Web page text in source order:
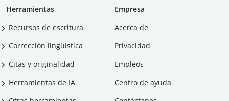
Herramientas
Recursos de escritura
Corrección lingüística
Citas y originalidad
Herramientas de IA
Empresa
Acerca de
Privacidad
Empleos
Centro de ayuda